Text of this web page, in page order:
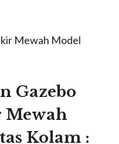
Mewah Model
Gazebo
Mewah
Kolam :